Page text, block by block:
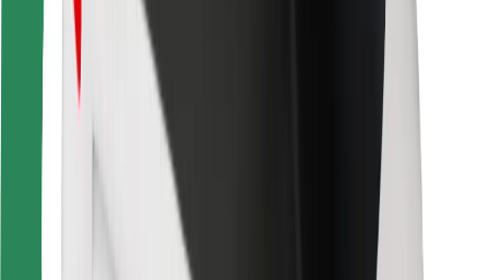
Für Fahrer:innen
Für Kuriere
Bolt Food
Für Flottenbesitzer:innen
Für Restaurants
Bolt for Business